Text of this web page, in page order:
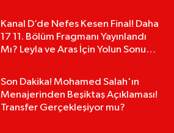
Kanal D’de Nefes Kesen Final! Daha
17 11. Bölüm Fragmanı Yayınlandı
Mı? Leyla ve Aras İçin Yolun Sonu
Son Dakika! Mohamed Salah'ın
Menajerinden Beşiktaş Açıklaması!
Transfer Gerçekleşiyor mu?